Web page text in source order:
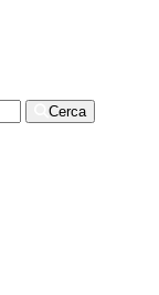
Cerca